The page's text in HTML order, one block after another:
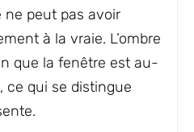
ne peut pas avoir
à la vraie. L’ombre
que la fenêtre est au-
ce qui se distingue